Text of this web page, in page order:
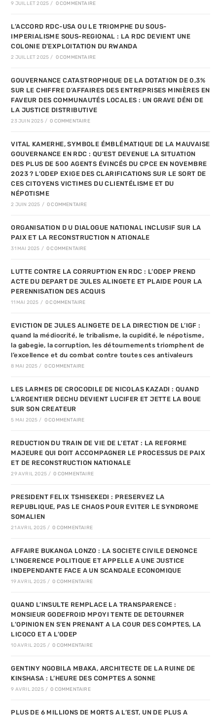
9 JUILLET 2025 / 0 COMMENTAIRE
L’ACCORD RDC-USA OU LE TRIOMPHE DU SOUS-
IMPERIALISME SOUS-REGIONAL : LA RDC DEVIENT UNE
COLONIE D’EXPLOITATION DU RWANDA
2 JUILLET 2025 / 0 COMMENTAIRE
GOUVERNANCE CATASTROPHIQUE DE LA DOTATION DE 0,3%
SUR LE CHIFFRE D’AFFAIRES DES ENTREPRISES MINIÈRES EN
FAVEUR DES COMMUNAUTÉS LOCALES : UN GRAVE DÉNI DE
LA JUSTICE DISTRIBUTIVE
23 JUIN 2025 / 0 COMMENTAIRE
VITAL KAMERHE, SYMBOLE ÉMBLÉMATIQUE DE LA MAUVAISE
GOUVERNANCE EN RDC : QU’EST DEVENUE LA SITUATION
DES PLUS DE 500 AGENTS ÉVINCÉS DU CPCE EN NOVEMBRE
2023 ? L’ODEP EXIGE DES CLARIFICATIONS SUR LE SORT DE
CES CITOYENS VICTIMES DU CLIENTÉLISME ET DU
NÉPOTISME
2 JUIN 2025 / 0 COMMENTAIRE
ORGANISATION D U DIALOGUE NATIONAL INCLUSIF SUR LA
PAIX ET LA RECONSTRUCTION N ATIONALE
31 MAI 2025 / 0 COMMENTAIRE
LUTTE CONTRE LA CORRUPTION EN RDC : L’ODEP PREND
ACTE DU DEPART DE JULES ALINGETE ET PLAIDE POUR LA
PERENNISATION DES ACQUIS
11 MAI 2025 / 0 COMMENTAIRE
EVICTION DE JULES ALINGETE DE LA DIRECTION DE L’IGF :
quand la médiocrité, le tribalisme, la cupidité, le népotisme,
la gabegie, la corruption, les détournements triomphent de
l’excellence et du combat contre toutes ces antivaleurs
8 MAI 2025 / 0 COMMENTAIRE
LES LARMES DE CROCODILE DE NICOLAS KAZADI : QUAND
L’ARGENTIER DECHU DEVIENT LUCIFER ET JETTE LA BOUE
SUR SON CREATEUR
5 MAI 2025 / 0 COMMENTAIRE
REDUCTION DU TRAIN DE VIE DE L’ETAT : LA REFORME
MAJEURE QUI DOIT ACCOMPAGNER LE PROCESSUS DE PAIX
ET DE RECONSTRUCTION NATIONALE
29 AVRIL 2025 / 0 COMMENTAIRE
PRESIDENT FELIX TSHISEKEDI : PRESERVEZ LA
REPUBLIQUE, PAS LE CHAOS POUR EVITER LE SYNDROME
SOMALIEN
21 AVRIL 2025 / 0 COMMENTAIRE
AFFAIRE BUKANGA LONZO : LA SOCIETE CIVILE DENONCE
L’INGERENCE POLITIQUE ET APPELLE A UNE JUSTICE
INDEPENDANTE FACE A UN SCANDALE ECONOMIQUE
19 AVRIL 2025 / 0 COMMENTAIRE
QUAND L’INSULTE REMPLACE LA TRANSPARENCE :
MONSIEUR GODEFROID MPOYI TENTE DE DETOURNER
L’OPINION EN S’EN PRENANT A LA COUR DES COMPTES, LA
LICOCO ET A L’ODEP
10 AVRIL 2025 / 0 COMMENTAIRE
GENTINY NGOBILA MBAKA, ARCHITECTE DE LA RUINE DE
KINSHASA : L’HEURE DES COMPTES A SONNE
9 AVRIL 2025 / 0 COMMENTAIRE
PLUS DE 6 MILLIONS DE MORTS A L’EST, UN DE PLUS A